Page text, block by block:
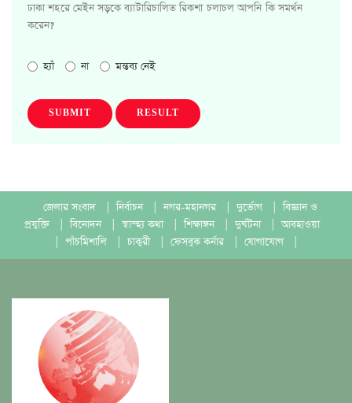
ঢাকা শহরে মেইন সড়কে ব্যাটারিচালিত রিকশা চলাচল আপনি কি সমর্থন
করেন?
হ্যাঁ না মন্তব্য নেই
SUBMIT RESULT
জেলার সংবাদ নির্বাচন নগর-মহানগর দুর্ভোগ
বিজ্ঞান ও
প্রযুক্তি
বিনোদন স্বাস্হ্য কথা শিক্ষাঙ্গন দুর্ঘটনা
আবহাওয়া
পাঁচমিশালি চাকুরী ফেসবুক কর্নার যোগাযোগ